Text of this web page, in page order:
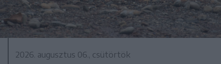
2026. augusztus 06., csütörtök